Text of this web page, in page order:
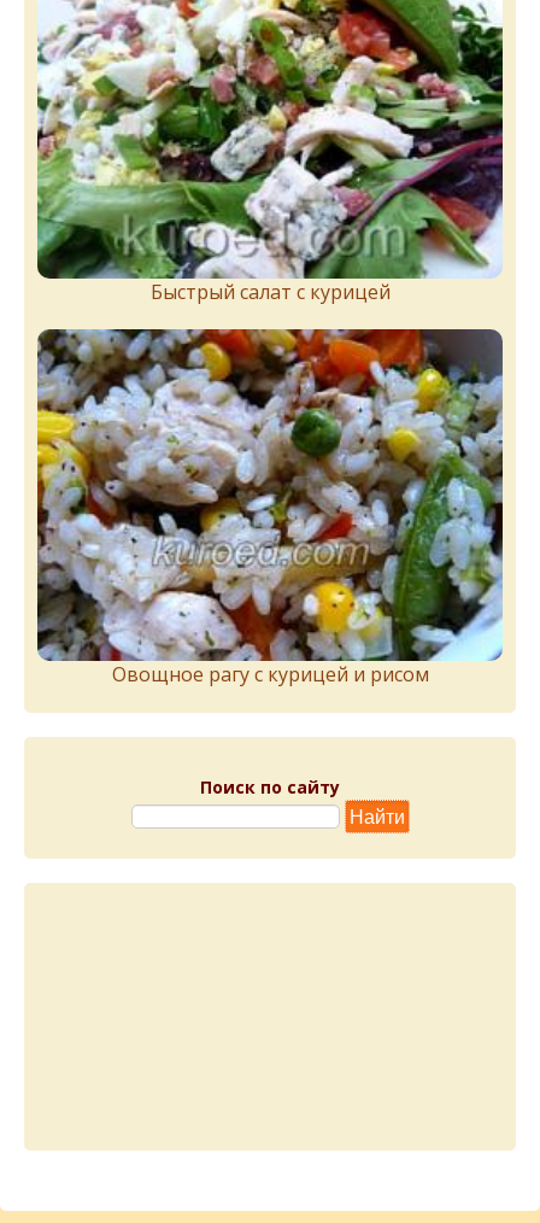
Быстрый салат с курицей
Овощное рагу с курицей и рисом
Поиск по сайту